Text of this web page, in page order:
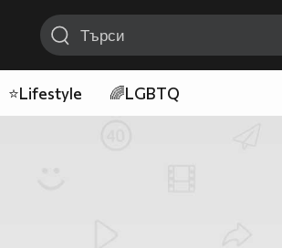
⭐Lifestyle 🌈LGBTQ